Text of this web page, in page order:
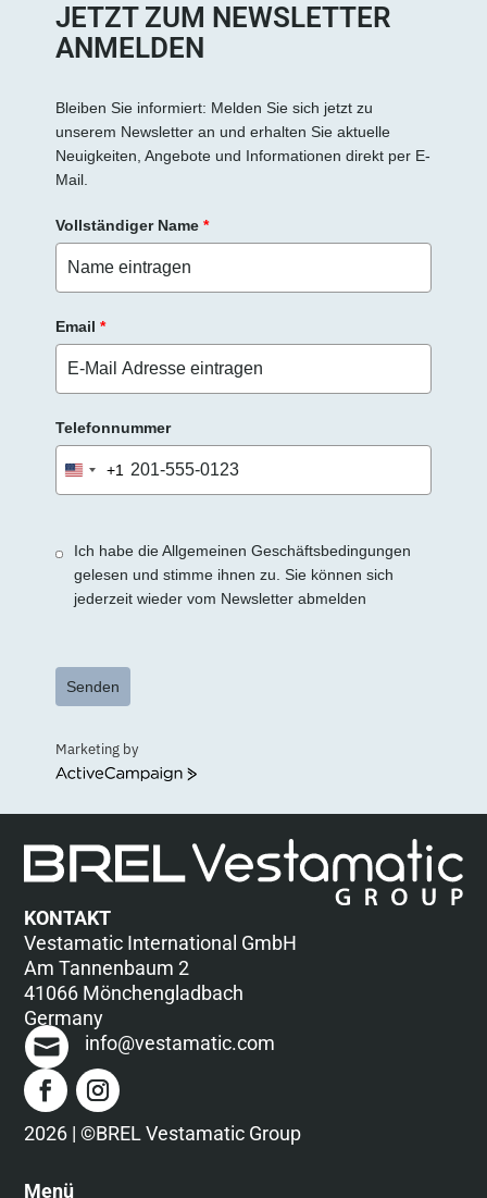
e
d
e
e
JETZT ZUM NEWSLETTER
ANMELDEN
Bleiben Sie informiert: Melden Sie sich jetzt zu
unserem Newsletter an und erhalten Sie aktuelle
Neuigkeiten, Angebote und Informationen direkt per E-
Mail.
Vollständiger Name *
Email *
Telefonnummer
United
States
+1
Ich habe die Allgemeinen Geschäftsbedingungen
gelesen und stimme ihnen zu. Sie können sich
jederzeit wieder vom Newsletter abmelden
Senden
Marketing by
ActiveCampaign
KONTAKT
Vestamatic International GmbH
Am Tannenbaum 2
41066 Mönchengladbach
Germany
info@vestamatic.com
2026 | ©BREL Vestamatic Group
Menü